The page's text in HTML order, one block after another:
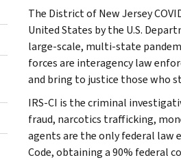
The District of New Jersey
United States by the U.S.
large-scale, multi-state
forces are interagency law
and bring to justice those who
IRS-CI is the criminal
fraud, narcotics trafficking,
agents are the only federal
Code, obtaining a 90% federal